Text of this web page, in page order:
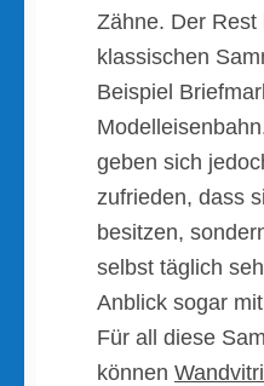
Zähne. Der Rest
klassischen
Beispiel
geben sich
zufrieden, dass
besitzen,
selbst täglich
Anblick sogar
Für all diese
können